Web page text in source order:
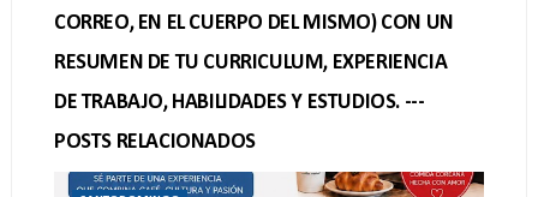
CORREO, EN EL CUERPO DEL MISMO) CON UN
RESUMEN DE TU CURRICULUM, EXPERIENCIA
DE TRABAJO, HABILIDADES Y ESTUDIOS. ---
POSTS RELACIONADOS